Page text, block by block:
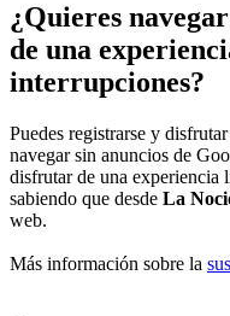
¿Quieres
de una
interrupciones?
Puedes registrarse y
navegar sin anuncios de
disfrutar de una experiencia
sabiendo que desde La
web.
Más información sobre la